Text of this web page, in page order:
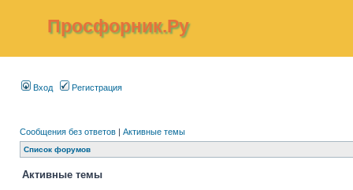
Просфорник.Ру
Вход Регистрация
Сообщения без ответов | Активные темы
Список форумов
Активные темы